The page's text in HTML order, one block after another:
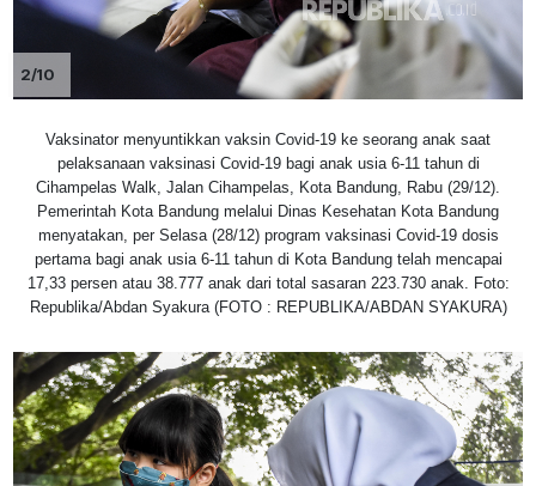
2/10
Vaksinator menyuntikkan vaksin Covid-19 ke seorang anak saat
pelaksanaan vaksinasi Covid-19 bagi anak usia 6-11 tahun di
Cihampelas Walk, Jalan Cihampelas, Kota Bandung, Rabu (29/12).
Pemerintah Kota Bandung melalui Dinas Kesehatan Kota Bandung
menyatakan, per Selasa (28/12) program vaksinasi Covid-19 dosis
pertama bagi anak usia 6-11 tahun di Kota Bandung telah mencapai
17,33 persen atau 38.777 anak dari total sasaran 223.730 anak. Foto:
Republika/Abdan Syakura (FOTO : REPUBLIKA/ABDAN SYAKURA)